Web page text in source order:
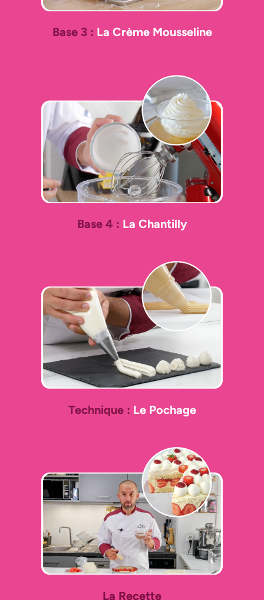
Base 3 : La Crème Mousseline
Base 4 : La Chantilly
Technique : Le Pochage
La Recette